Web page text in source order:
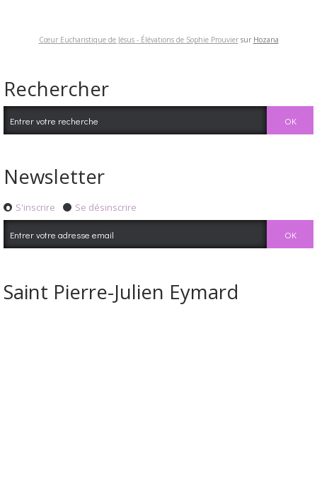
Cœur Eucharistique de Jésus - Élévations de Sophie Prouviersur Hozana
Rechercher
Newsletter
S'inscrire Se désinscrire
Saint Pierre-Julien Eymard